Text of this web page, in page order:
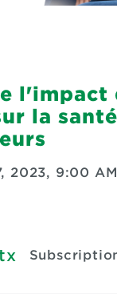
l'impact
la
2023, 9:00 AM